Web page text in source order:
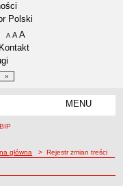
Polski
A pomniejsz czcionkę
A standardowy rozmiar czcionki
A
Kontakt
MENU
nawigacji
główna > Rejestr zmian treści